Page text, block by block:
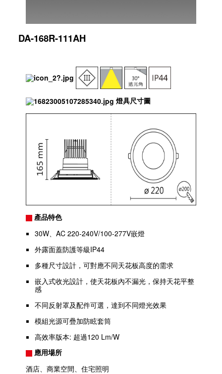
DA-168R-111AH
燈具尺寸圖
產品特色
30W、AC 220-240V/100-277V嵌燈
外露面蓋防護等級IP44
多種尺寸設計，可對應不同天花板高度的需求
嵌入式收光設計，使天花板內不漏光，保持天花平整
感
不同反射罩及配件可選，達到不同燈光效果
模組光源可疊加防眩套筒
高效率版本: 超過120 Lm/W
應用場所
酒店、商業空間、住宅照明